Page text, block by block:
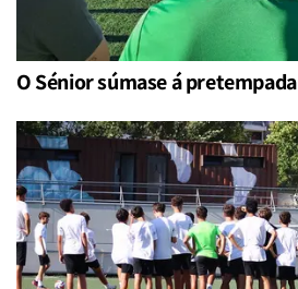
O Sénior súmase á pretempada